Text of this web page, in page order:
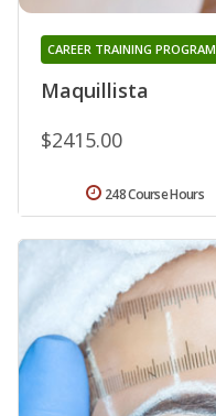
Maquillista
CAREER TRAINING PROGRAM
$2415.00
248 Course Hours